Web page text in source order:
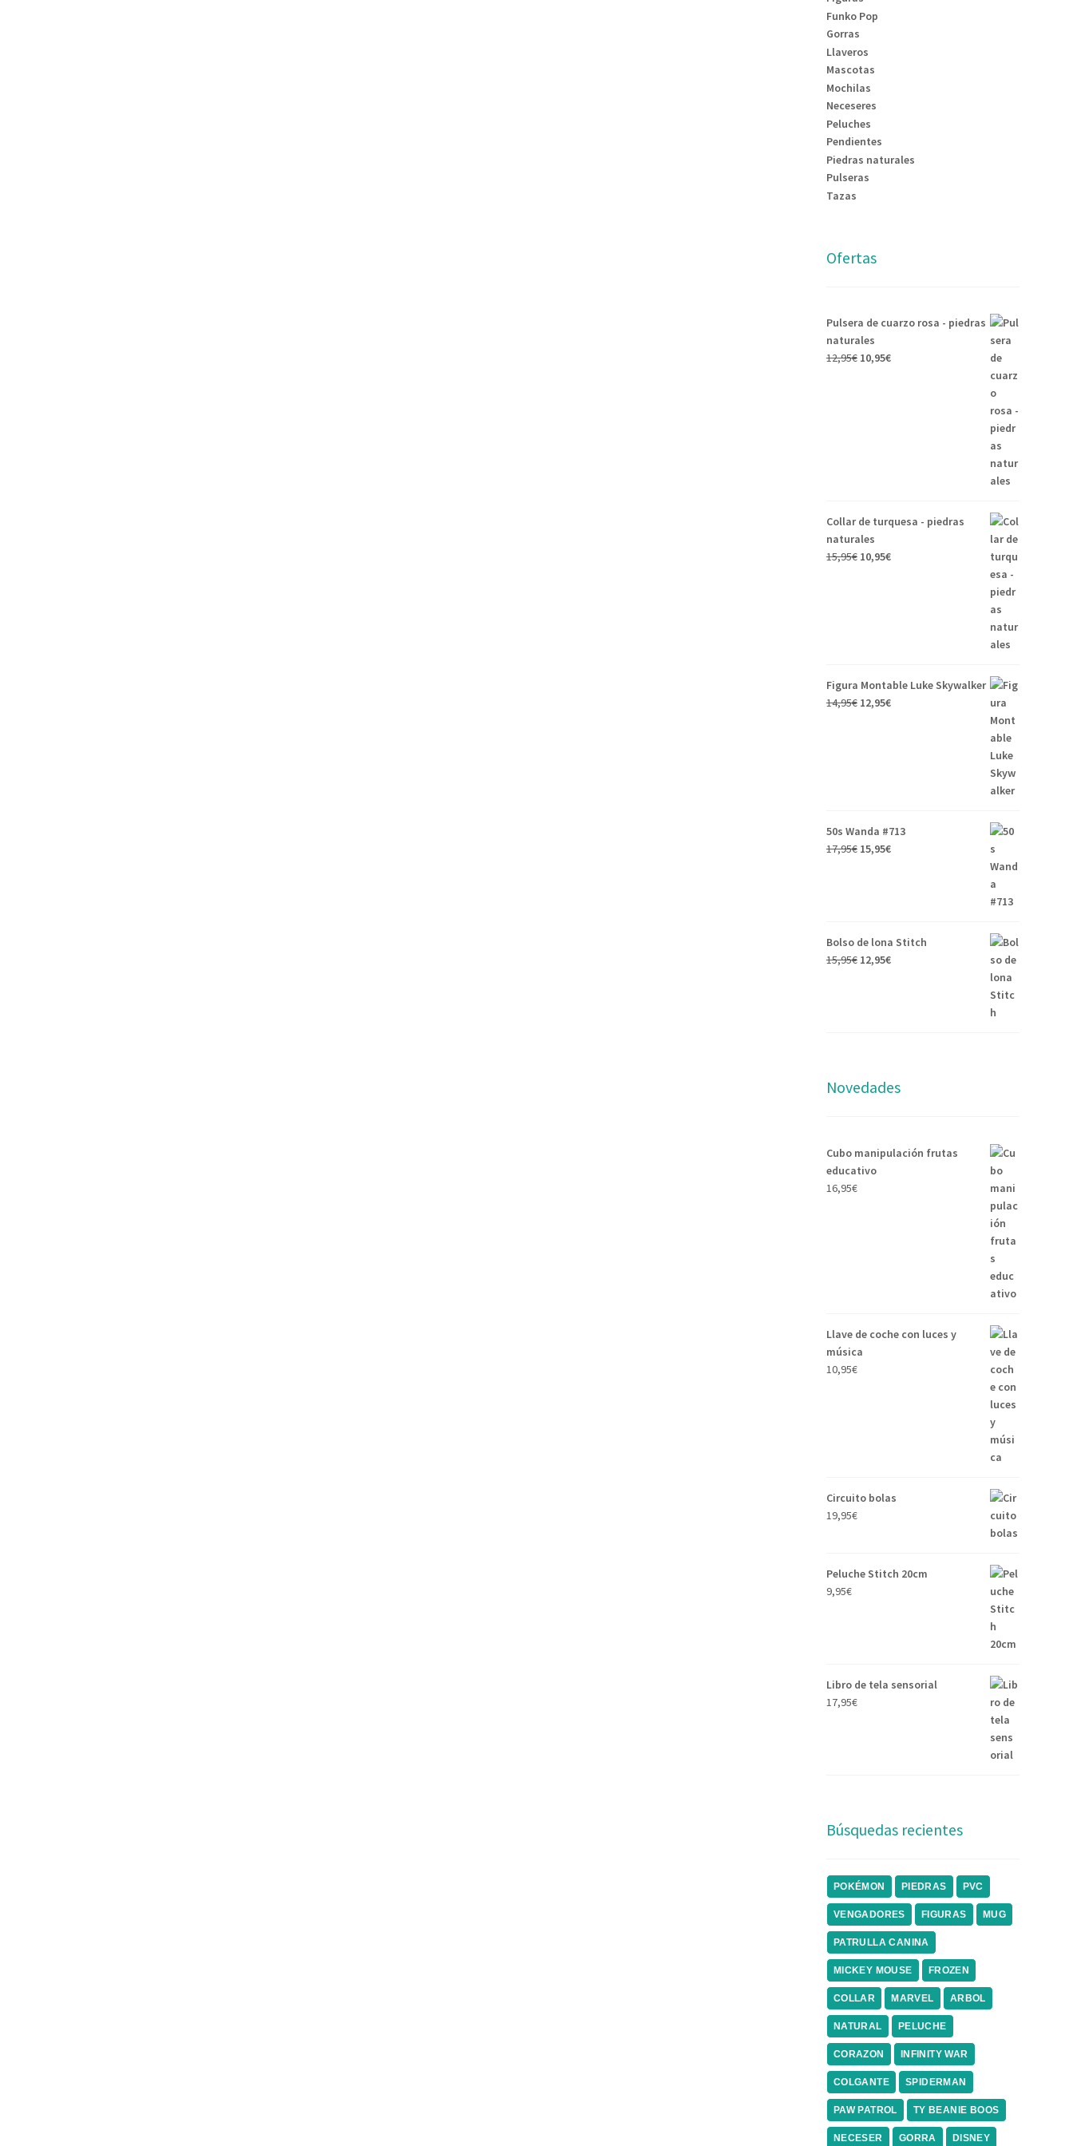
Funko Pop
Gorras
Llaveros
Mascotas
Mochilas
Neceseres
Peluches
Pendientes
Piedras naturales
Pulseras
Tazas
Ofertas
Pulsera de cuarzo rosa - piedras
naturales
12,95€ 10,95€
Collar de turquesa - piedras
naturales
15,95€ 10,95€
Figura Montable Luke Skywalker
14,95€ 12,95€
50s Wanda #713
17,95€ 15,95€
Bolso de lona Stitch
15,95€ 12,95€
Novedades
Cubo manipulación frutas
educativo
16,95€
Llave de coche con luces y
música
10,95€
Circuito bolas
19,95€
Peluche Stitch 20cm
9,95€
Libro de tela sensorial
17,95€
Búsquedas recientes
POKÉMON PIEDRAS PVC
VENGADORES FIGURAS MUG
PATRULLA CANINA
MICKEY MOUSE FROZEN
COLLAR MARVEL ARBOL
NATURAL PELUCHE
CORAZON INFINITY WAR
COLGANTE SPIDERMAN
PAW PATROL TY BEANIE BOOS
NECESER GORRA DISNEY